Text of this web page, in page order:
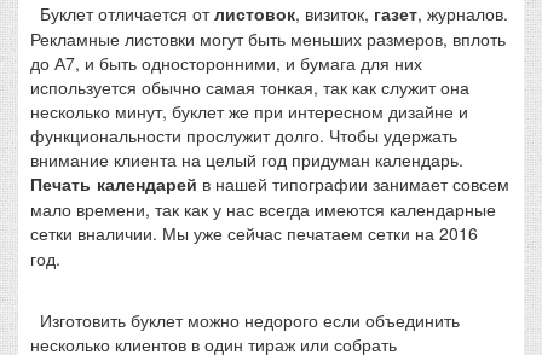
Буклет отличается отлистовок, визиток, газет, журналов.
Рекламные листовки могут быть меньших размеров, вплоть
до А7, и быть односторонними, и бумага для них
используется обычно самая тонкая, так как служит она
несколько минут, буклет же при интересном дизайне и
функциональности прослужит долго. Чтобы удержать
внимание клиента на целый год придуман календарь.
Печать календарей в нашей типографии занимает совсем
мало времени, так как у нас всегда имеются календарные
сетки вналичии. Мы уже сейчас печатаем сетки на 2016
год.
Изготовить буклет можно недорого если объединить
несколько клиентов в один тираж или собрать